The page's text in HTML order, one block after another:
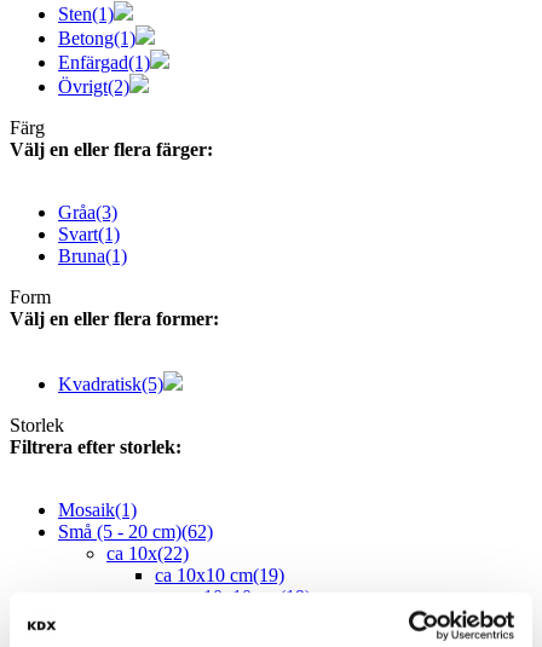
Sten(1)
Betong(1)
Enfärgad(1)
Övrigt(2)
Färg
Välj en eller flera färger:
Gråa(3)
Svart(1)
Bruna(1)
Form
Välj en eller flera former:
Kvadratisk(5)
Storlek
Filtrera efter storlek:
Mosaik(1)
Små (5 - 20 cm)(62)
ca 10x(22)
ca 10x10 cm(19)
10x10 cm
(19)